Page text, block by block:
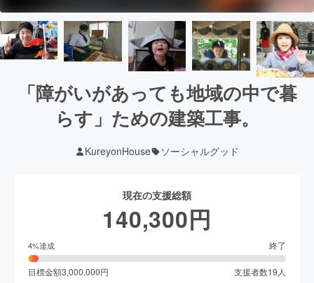
「障がいがあっても地域の中で暮
らす」ための建築工事。
KureyonHouse ソーシャルグッド
現在の支援総額
140,300円
4%達成 終了
目標金額3,000,000円 支援者数19 人